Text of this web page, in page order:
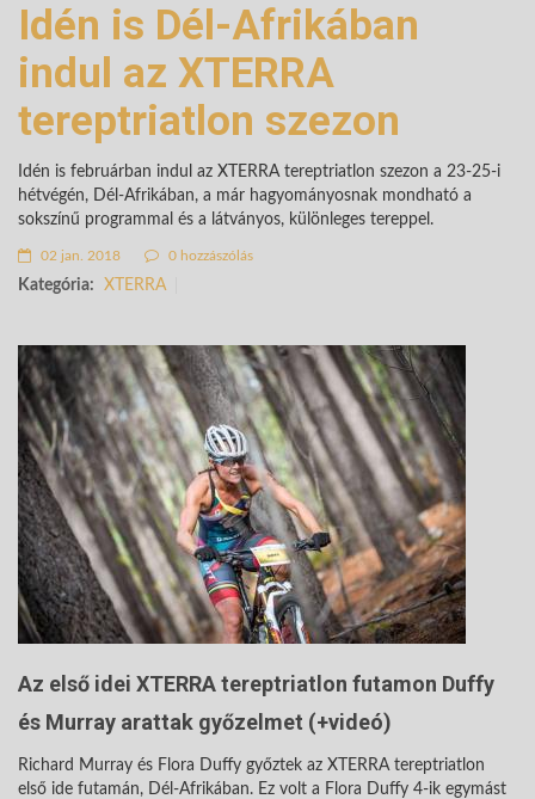
Idén is Dél-Afrikában
indul az XTERRA
tereptriatlon szezon
Idén is februárban indul az XTERRA tereptriatlon szezon a 23-25-i
hétvégén, Dél-Afrikában, a már hagyományosnak mondható a
sokszínű programmal és a látványos, különleges tereppel.
02 jan. 2018 0 hozzászólás
Kategória: XTERRA
Az első idei XTERRA tereptriatlon futamon Duffy
és Murray arattak győzelmet (+videó)
Richard Murray és Flora Duffy győztek az XTERRA tereptriatlon
első ide futamán, Dél-Afrikában. Ez volt a Flora Duffy 4-ik egymást